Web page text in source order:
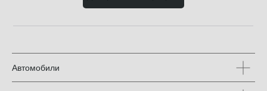
Автомобили